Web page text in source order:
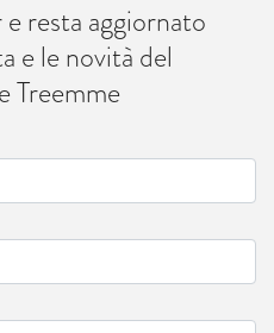
resta aggiornato
e le novità del
Treemme